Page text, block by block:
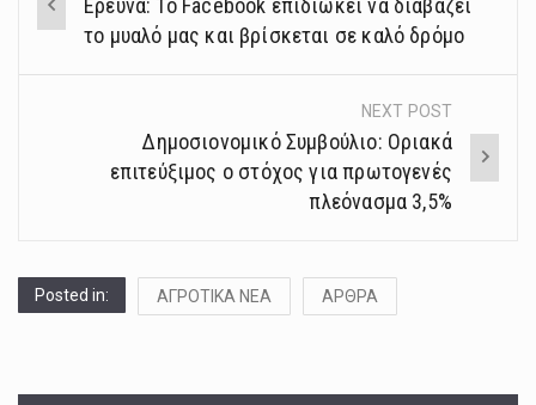
navigation
Ερευνα: Το Facebook επιδιώκει να διαβάζει
το μυαλό μας και βρίσκεται σε καλό δρόμο
NEXT POST
Δημοσιονομικό Συμβούλιο: Οριακά
επιτεύξιμος ο στόχος για πρωτογενές
πλεόνασμα 3,5%
Posted in: ΑΓΡΟΤΙΚΑ ΝΕΑ ΑΡΘΡΑ